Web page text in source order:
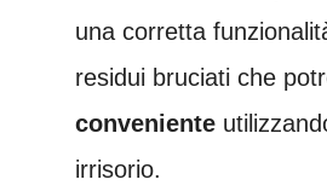
una corretta
residui bruciati che
conveniente
irrisorio.